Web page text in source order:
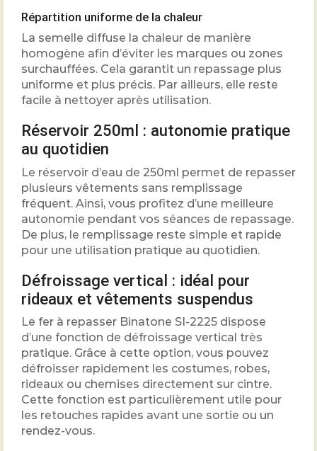
Répartition uniforme de la chaleur
La semelle diffuse la chaleur de manière
homogène afin d’éviter les marques ou zones
surchauffées. Cela garantit un repassage plus
uniforme et plus précis. Par ailleurs, elle reste
facile à nettoyer après utilisation.
Réservoir 250ml : autonomie pratique
au quotidien
Le réservoir d’eau de 250ml permet de repasser
plusieurs vêtements sans remplissage
fréquent. Ainsi, vous profitez d’une meilleure
autonomie pendant vos séances de repassage.
De plus, le remplissage reste simple et rapide
pour une utilisation pratique au quotidien.
Défroissage vertical : idéal pour
rideaux et vêtements suspendus
Le fer à repasser Binatone SI-2225 dispose
d’une fonction de défroissage vertical très
pratique. Grâce à cette option, vous pouvez
défroisser rapidement les costumes, robes,
rideaux ou chemises directement sur cintre.
Cette fonction est particulièrement utile pour
les retouches rapides avant une sortie ou un
rendez-vous.